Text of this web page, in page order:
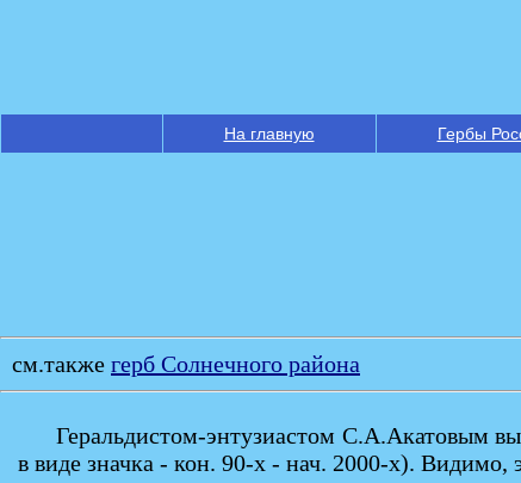
На главную Гербы
см.также герб Солнечного района
Геральдистом-энтузиастом С.А.Акатовым
в виде значка - кон. 90-х - нач. 2000-х). Видимо,